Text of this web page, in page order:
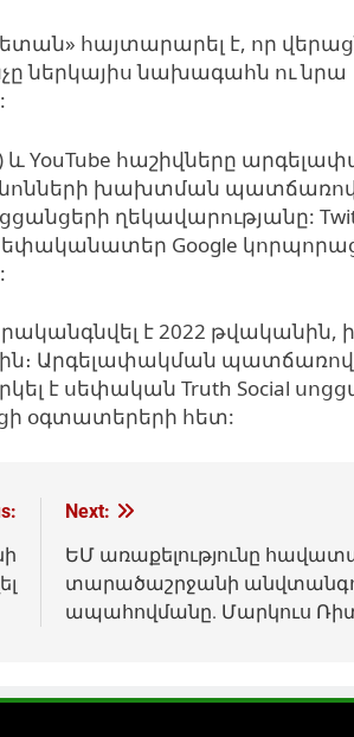
հայտարարել է, որ
ներկայիս նախագահն ու նրա
YouTube հաշիվները
խախտման պատճառով,
ղեկավարությանը:
Google
է 2022 թվականին,
Արգելափակման պատճառով
է սեփական Truth Social
օգտատերերի հետ:
Next:
ԵՄ առաքելությունը
տարածաշրջանի
ապահովմանը. Մարկուս